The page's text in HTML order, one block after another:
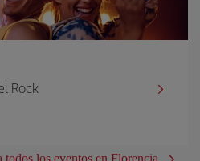
Rock
todos los eventos en Florencia